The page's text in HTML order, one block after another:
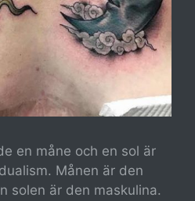
en måne och en sol är
Månen är den
solen är den maskulina.